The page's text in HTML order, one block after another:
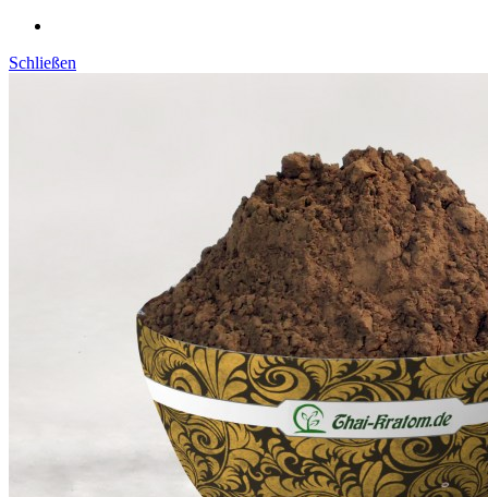
Schließen